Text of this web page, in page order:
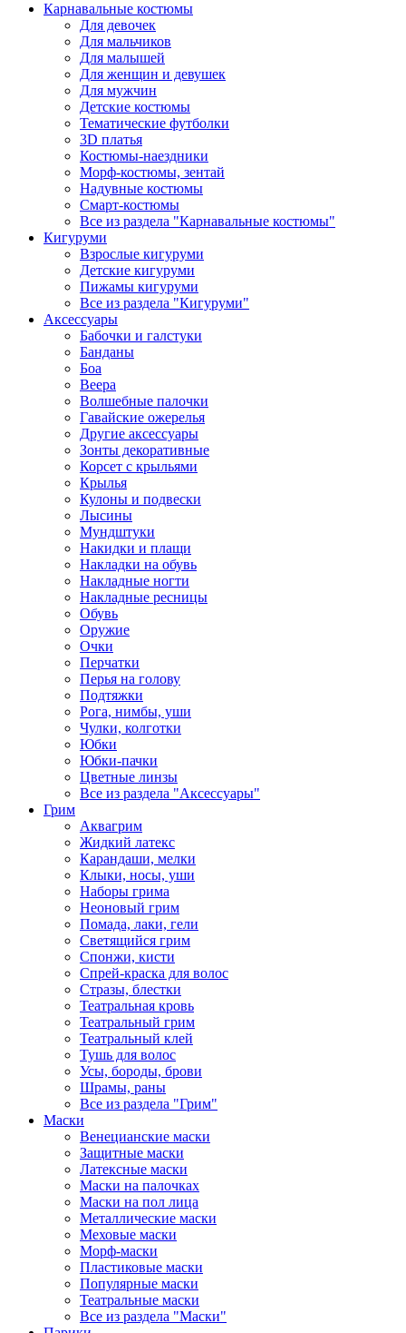
Карнавальные костюмы
Для девочек
Для мальчиков
Для малышей
Для женщин и девушек
Для мужчин
Детские костюмы
Тематические футболки
3D платья
Костюмы-наездники
Морф-костюмы, зентай
Надувные костюмы
Смарт-костюмы
Все из раздела "Карнавальные костюмы"
Кигуруми
Взрослые кигуруми
Детские кигуруми
Пижамы кигуруми
Все из раздела "Кигуруми"
Аксессуары
Бабочки и галстуки
Банданы
Боа
Веера
Волшебные палочки
Гавайские ожерелья
Другие аксессуары
Зонты декоративные
Корсет с крыльями
Крылья
Кулоны и подвески
Лысины
Мундштуки
Накидки и плащи
Накладки на обувь
Накладные ногти
Накладные ресницы
Обувь
Оружие
Очки
Перчатки
Перья на голову
Подтяжки
Рога, нимбы, уши
Чулки, колготки
Юбки
Юбки-пачки
Цветные линзы
Все из раздела "Аксессуары"
Грим
Аквагрим
Жидкий латекс
Карандаши, мелки
Клыки, носы, уши
Наборы грима
Неоновый грим
Помада, лаки, гели
Светящийся грим
Спонжи, кисти
Спрей-краска для волос
Стразы, блестки
Театральная кровь
Театральный грим
Театральный клей
Тушь для волос
Усы, бороды, брови
Шрамы, раны
Все из раздела "Грим"
Маски
Венецианские маски
Защитные маски
Латексные маски
Маски на палочках
Маски на пол лица
Металлические маски
Меховые маски
Морф-маски
Пластиковые маски
Популярные маски
Театральные маски
Все из раздела "Маски"